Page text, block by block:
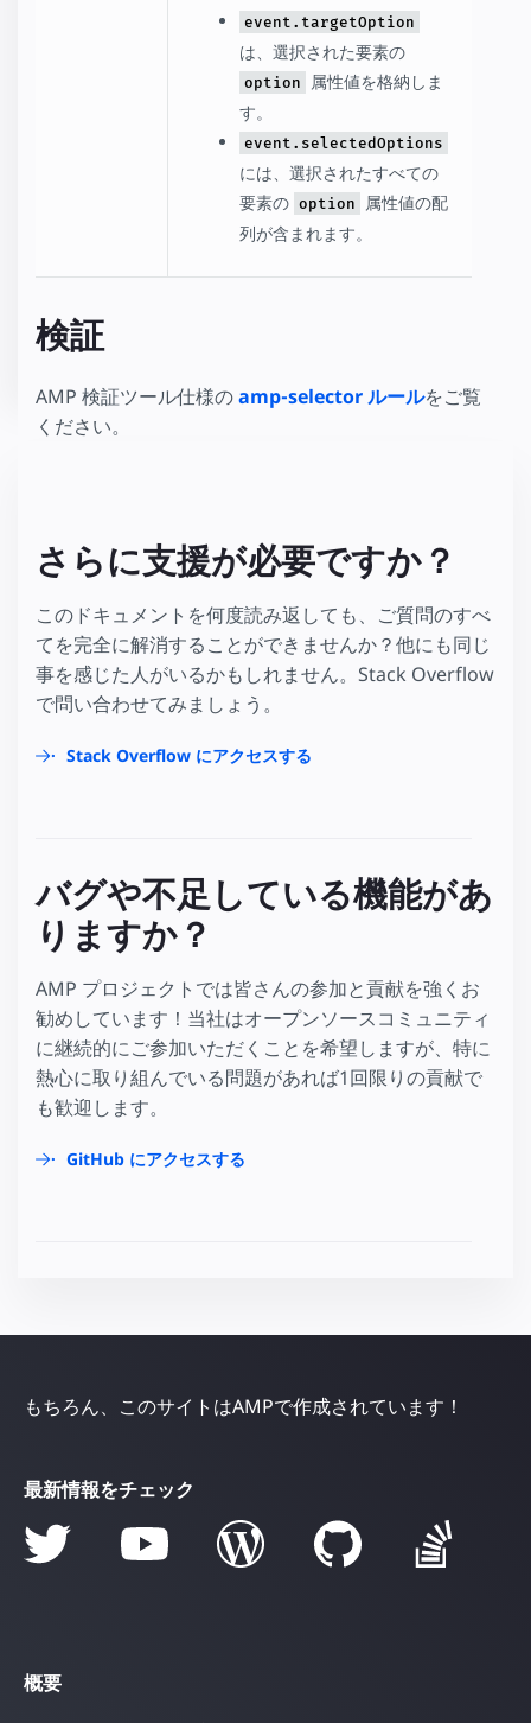
event.targetOption
は、選択された要素の
option
属性値を格納しま
す。
event.selectedOptions
には、選択されたすべての
要素の option
属性値の配
列が含まれます。
検証
AMP 検証ツール仕様のamp-selector ルールをご覧
ください。
さらに支援が必要ですか？
このドキュメントを何度読み返しても、ご質問のすべ
てを完全に解消することができませんか？他にも同じ
事を感じた人がいるかもしれません。Stack Overflow
で問い合わせてみましょう。
Stack Overflow にアクセスする
バグや不足している機能があ
りますか？
AMP プロジェクトでは皆さんの参加と貢献を強くお
勧めしています！当社はオープンソースコミュニティ
に継続的にご参加いただくことを希望しますが、特に
熱心に取り組んでいる問題があれば1回限りの貢献で
も歓迎します。
GitHub にアクセスする
もちろん、このサイトはAMPで作成されています！
最新情報をチェック
概要